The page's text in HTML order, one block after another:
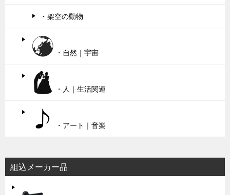
・架空の動物
・自然｜宇宙
・人｜生活関連
・アート｜音楽
組込メーカー品